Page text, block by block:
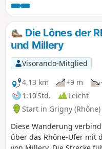
führt der Weg an einem
entlang, dessen
Jahreszeit variiert. Diese
bei trockenem Wetter
werden. Blick auf das
und die Alpen.
Die Lônes der
und Millery
Visorando-Mitglied
4,13 km
+9 m
1:10 Std.
Leicht
Start in Grigny (Rhône)
Diese Wanderung
über das Rhône-Ufer mit